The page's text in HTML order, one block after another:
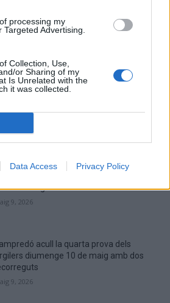
processing my
Advertising.
Collection, Use,
or Sharing of my
Is Unrelated with the
it was collected.
Data Access Privacy Policy
2021
la Running Sèries Terres de l’Ebre
9, 2026
acull la quarta prova dels
diumenge 10 de maig amb dos
9, 2026